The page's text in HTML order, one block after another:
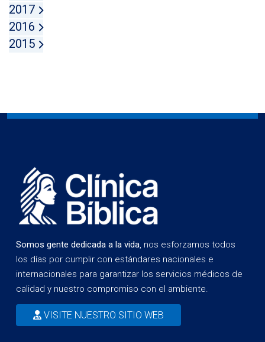
2017
2016
2015
Somos gente dedicada a la vida , nos esforzamos todos
los días por cumplir con estándares nacionales e
internacionales para garantizar los servicios médicos de
calidad y nuestro compromiso con el ambiente.
VISITE NUESTRO SITIO WEB